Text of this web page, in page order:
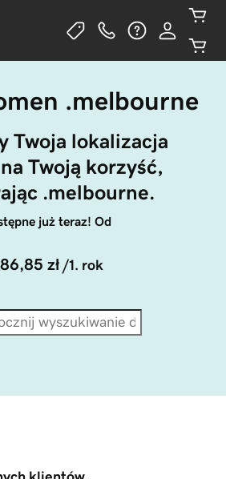
.melbourne
Twoja lokalizacja
na Twoją korzyść,
.melbourne.
już teraz! Od
zł /1. rok